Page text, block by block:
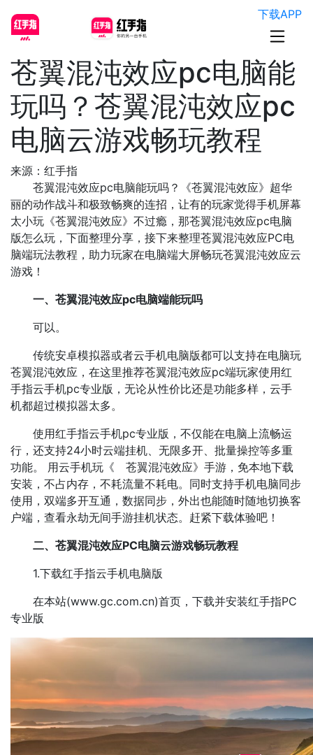
下载APP
苍翼混沌效应pc电脑能
玩吗？苍翼混沌效应pc
电脑云游戏畅玩教程
来源：红手指
苍翼混沌效应pc电脑能玩吗？《苍翼混沌效应》超华
丽的动作战斗和极致畅爽的连招，让有的玩家觉得手机屏幕
太小玩《苍翼混沌效应》不过瘾，那苍翼混沌效应pc电脑
版怎么玩，下面整理分享，接下来整理苍翼混沌效应PC电
脑端玩法教程，助力玩家在电脑端大屏畅玩苍翼混沌效应云
游戏！
一、苍翼混沌效应pc电脑端能玩吗
可以。
传统安卓模拟器或者云手机电脑版都可以支持在电脑玩
苍翼混沌效应，在这里推荐苍翼混沌效应pc端玩家使用红
手指云手机pc专业版，无论从性价比还是功能多样，云手
机都超过模拟器太多。
使用红手指云手机pc专业版，不仅能在电脑上流畅运
行，还支持24小时云端挂机、无限多开、批量操控等多重
功能。 用云手机玩《 苍翼混沌效应》手游，免本地下载
安装，不占内存，不耗流量不耗电。同时支持手机电脑同步
使用，双端多开互通，数据同步，外出也能随时随地切换客
户端，查看永劫无间手游挂机状态。赶紧下载体验吧！
二、苍翼混沌效应PC电脑云游戏畅玩教程
1.下载红手指云手机电脑版
在本站(www.gc.com.cn)首页，下载并安装红手指PC
专业版